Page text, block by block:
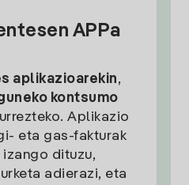
APPa
aplikazioarekin,
kontsumo
Aplikazio
eta gas-fakturak
dituzu,
adierazi, eta